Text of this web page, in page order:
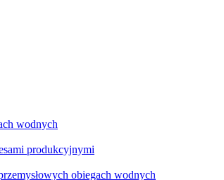
wodnych
produkcyjnymi
obiegach wodnych